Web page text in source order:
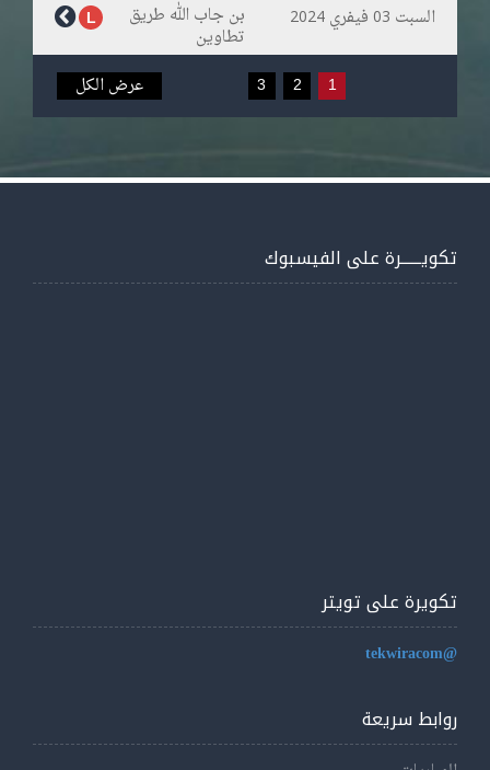
L بن جاب الله طريق
تطاوين
السبت 03 فيفري2024
1
2
3 عرض الكل
تكويــــــرة على الفيسبوك
تكويرة على تويتر
@tekwiracom
روابط سريعة